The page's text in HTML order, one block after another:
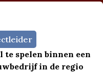
spelen binnen een
in de regio